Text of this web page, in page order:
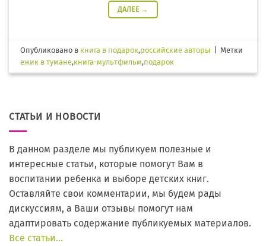
ДАЛЕЕ →
Опубликовано в книга в подарок,российские авторы
Метки
ежик в тумане,книга-мультфильм,подарок
СТАТЬИ И НОВОСТИ
В данном разделе мы публикуем полезные и
интересные статьи, которые помогут Вам в
воспитании ребенка и выборе детских книг.
Оставляйте свои комментарии, мы будем рады
дискуссиям, а Ваши отзывы помогут нам
адаптировать содержание публикуемых материалов.
Все статьи…